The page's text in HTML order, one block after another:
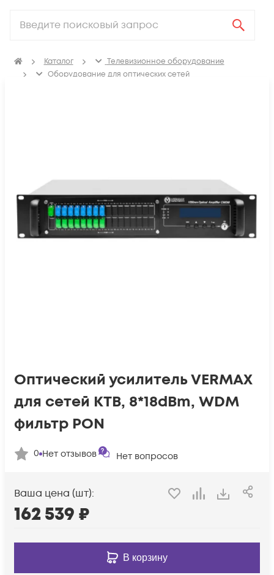
Каталог
Телевизионное оборудование
Оборудование для оптических сетей
Оптический усилитель VERMAX
для сетей КТВ, 8*18dBm, WDM
фильтр PON
0 Нет отзывов Нет вопросов
Ваша цена (шт):
162 539 ₽
В корзину